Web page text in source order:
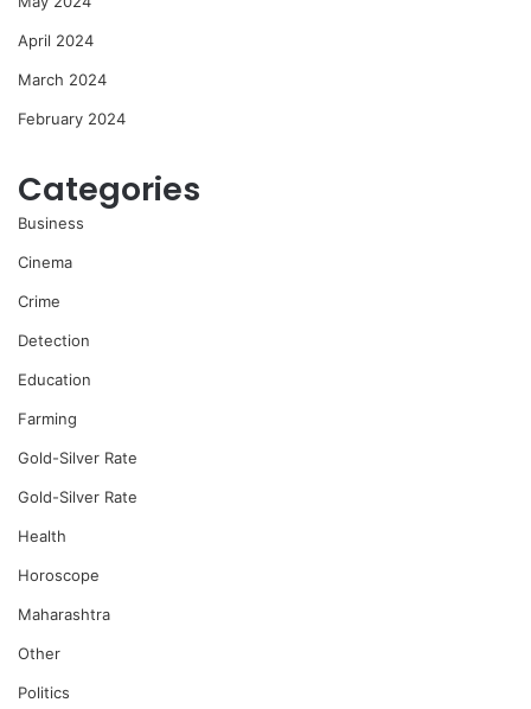
April 2024
March 2024
February 2024
Categories
Business
Cinema
Crime
Detection
Education
Farming
Gold-Silver Rate
Gold-Silver Rate
Health
Horoscope
Maharashtra
Other
Politics